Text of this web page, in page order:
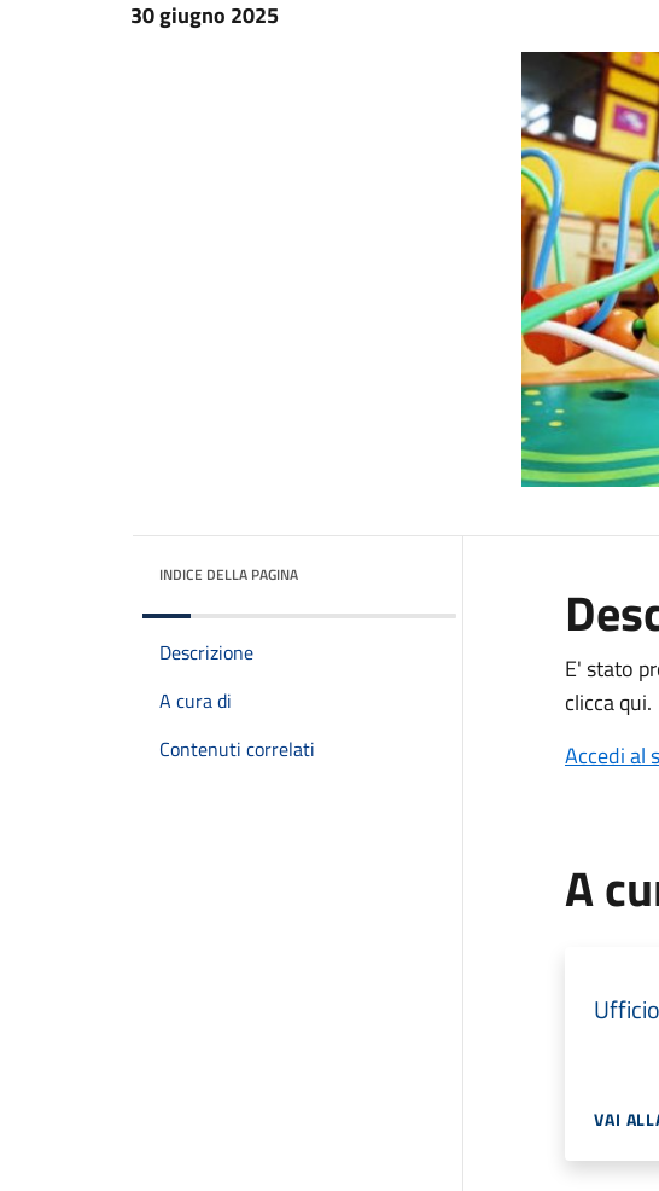
30 giugno 2025
INDICE DELLA PAGINA
Descrizione
A cura di
Contenuti correlati
E' stato
clicca qui.
Accedi al
A
VAI